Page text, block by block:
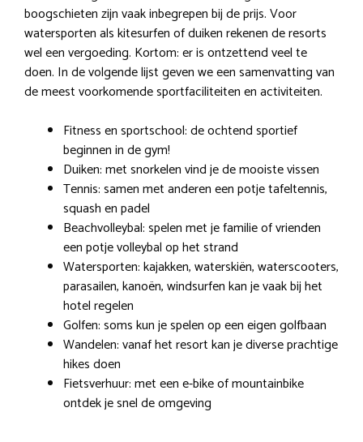
boogschieten zijn vaak inbegrepen bij de prijs. Voor
watersporten als kitesurfen of duiken rekenen de resorts
wel een vergoeding. Kortom: er is ontzettend veel te
doen. In de volgende lijst geven we een samenvatting van
de meest voorkomende sportfaciliteiten en activiteiten.
Fitness en sportschool: de ochtend sportief
beginnen in de gym!
Duiken: met snorkelen vind je de mooiste vissen
Tennis: samen met anderen een potje tafeltennis,
squash en padel
Beachvolleybal: spelen met je familie of vrienden
een potje volleybal op het strand
Watersporten: kajakken, waterskiën, waterscooters,
parasailen, kanoën, windsurfen kan je vaak bij het
hotel regelen
Golfen: soms kun je spelen op een eigen golfbaan
Wandelen: vanaf het resort kan je diverse prachtige
hikes doen
Fietsverhuur: met een e-bike of mountainbike
ontdek je snel de omgeving